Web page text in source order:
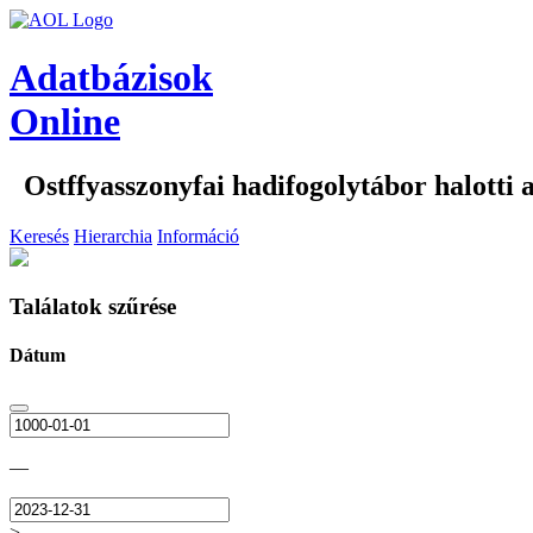
Adatbázisok
Online
Ostffyasszonyfai hadifogolytábor halotti
Keresés Hierarchia Információ
Találatok szűrése
Dátum
—